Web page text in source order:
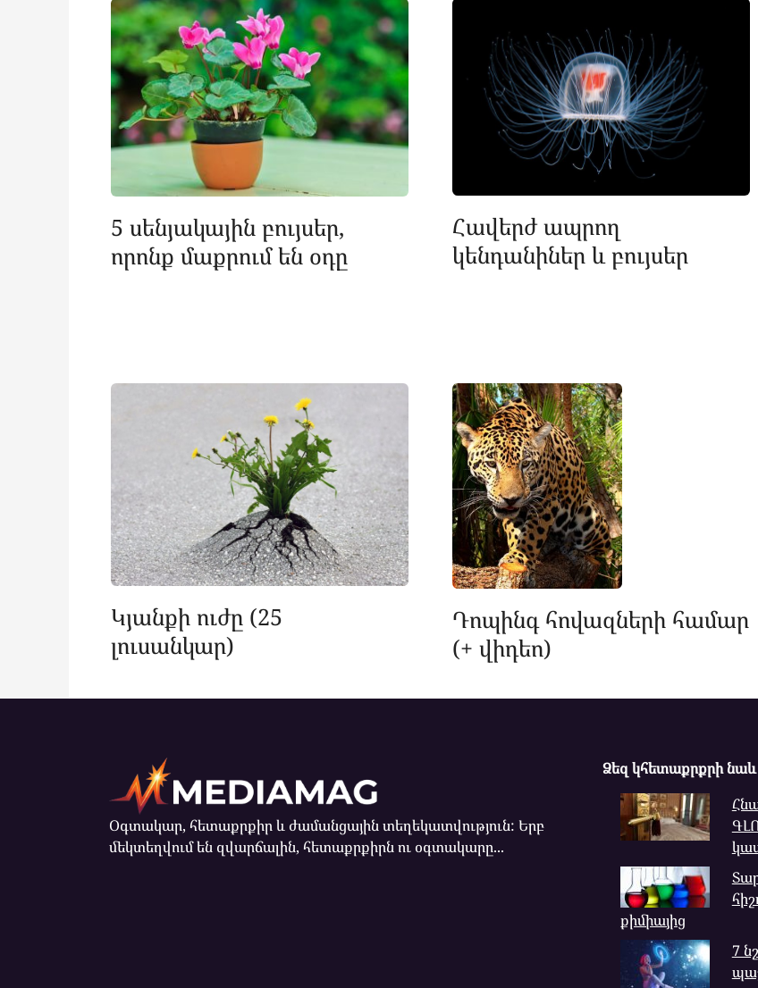
5 սենյակային բույսեր,
որոնք մաքրում են օդը
Հավերժ ապրող
կենդանիներ և բույսեր
Կյանքի ուժը (25
լուսանկար)
Դոպինգ հովազների համար
(+ վիդեո)
Օգտակար, հետաքրքիր և ժամանցային տեղեկատվություն: Երբ
մեկտեղվում են զվարճալին, հետաքրքիրն ու օգտակարը...
Ձեզ կհետաքրքրի նաև
քիմիայից
7